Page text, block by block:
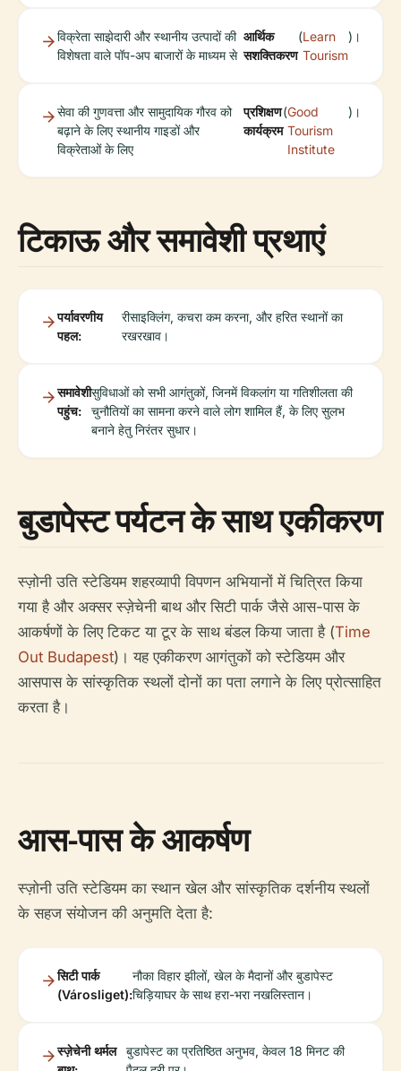
विक्रेता साझेदारी और स्थानीय उत्पादों की
विशेषता वाले पॉप-अप बाजारों के माध्यम से
आर्थिक
सशक्तिकरण
(Learn
Tourism
)।
सेवा की गुणवत्ता और सामुदायिक गौरव को
बढ़ाने के लिए स्थानीय गाइडों और
विक्रेताओं के लिए
प्रशिक्षण
कार्यक्रम
(Good
Tourism
Institute
)।
टिकाऊ और समावेशी प्रथाएं
पर्यावरणीय
पहल:
रीसाइक्लिंग, कचरा कम करना, और हरित स्थानों का
रखरखाव।
समावेशी
पहुंच:
सुविधाओं को सभी आगंतुकों, जिनमें विकलांग या गतिशीलता की
चुनौतियों का सामना करने वाले लोग शामिल हैं, के लिए सुलभ
बनाने हेतु निरंतर सुधार।
बुडापेस्ट पर्यटन के साथ एकीकरण
स्ज़ोनी उति स्टेडियम शहरव्यापी विपणन अभियानों में चित्रित किया
गया है और अक्सर स्ज़ेचेनी बाथ और सिटी पार्क जैसे आस-पास के
आकर्षणों के लिए टिकट या टूर के साथ बंडल किया जाता है (Time
Out Budapest)। यह एकीकरण आगंतुकों को स्टेडियम और
आसपास के सांस्कृतिक स्थलों दोनों का पता लगाने के लिए प्रोत्साहित
करता है।
आस-पास के आकर्षण
स्ज़ोनी उति स्टेडियम का स्थान खेल और सांस्कृतिक दर्शनीय स्थलों
के सहज संयोजन की अनुमति देता है:
सिटी पार्क
(Városliget):
नौका विहार झीलों, खेल के मैदानों और बुडापेस्ट
चिड़ियाघर के साथ हरा-भरा नखलिस्तान।
स्ज़ेचेनी थर्मल
बुडापेस्ट का प्रतिष्ठित अनुभव, केवल 18 मिनट की